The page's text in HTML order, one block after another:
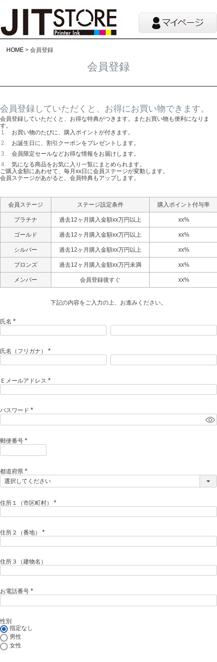
HOME 会員登録
会員登録
会員登録していただくと、お得にお買い物できます。
会員登録していただくと、お得な特典がつきます。またお買い物も便利になりま
す。
お買い物のたびに、購入ポイントが付きます。
お誕生日に、割引クーポンをプレゼントします。
会員限定セールなどお得な情報をお届けします。
気になる商品をお気に入り一覧にまとめられます。
ご購入金額にあわせて、毎月xx日に会員ステージが変動します。
会員ステージがあがると、会員特典もアップします。
会員ステージ ステージ設定条件 購入ポイント付与率
プラチナ 過去12ヶ月購入金額xx万円以上 xx%
ゴールド 過去12ヶ月購入金額xx万円以上 xx%
シルバー 過去12ヶ月購入金額xx万円以上 xx%
ブロンズ 過去12ヶ月購入金額xx万円未満 xx%
メンバー 会員登録後すぐ xx%
下記の内容をご入力の上、お進みください。
氏名
必
氏名（フリガナ）
必
)
Ｅメールアドレス
必
パスワード
必
郵便番号
必
)
都道府県
(
必
住所１（市区町村）
必
住所２（番地）
必
)
住所３（建物名）
お電話番号
必
性別
指定なし
男性
女性